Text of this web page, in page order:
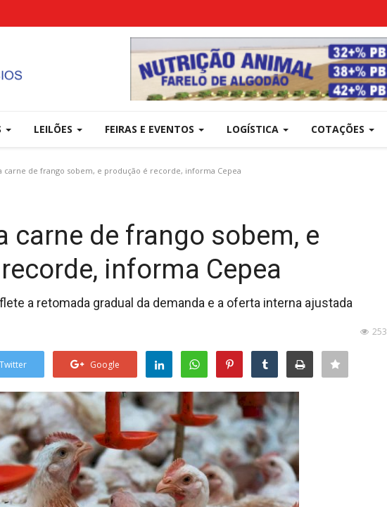
LEILÕES FEIRAS E EVENTOS LOGÍSTICA COTAÇÕES
carne de frango sobem, e produção é recorde, informa Cepea
carne de frango sobem, e
informa Cepea
a retomada gradual da demanda e a oferta interna ajustada
253
Twitter Google